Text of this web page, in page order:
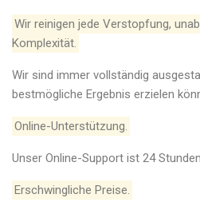
Wir reinigen jede Verstopfung,
Komplexität.
Wir sind immer vollständig
bestmögliche Ergebnis erzielen
Online-Unterstützung.
Unser Online-Support ist 24
Erschwingliche Preise.